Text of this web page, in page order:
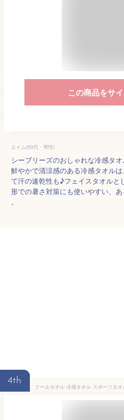
この商品をサ
エイム(50代・男性)
シーブリーズのおしゃれな冷感タ
鮮やかで清涼感のある冷感タオル
て汗の速乾性も♪フェイスタオルと
形での暑さ対策にも使いやすい、
。
4th